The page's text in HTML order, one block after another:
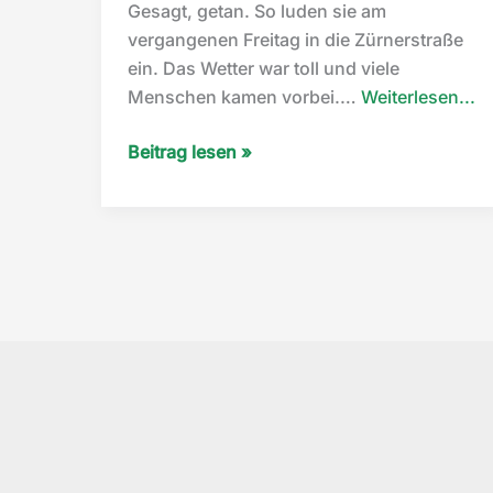
Gesagt, getan. So luden sie am
vergangenen Freitag in die Zürnerstraße
ein. Das Wetter war toll und viele
Menschen kamen vorbei.… Weiterlesen...
Tag
Beitrag lesen »